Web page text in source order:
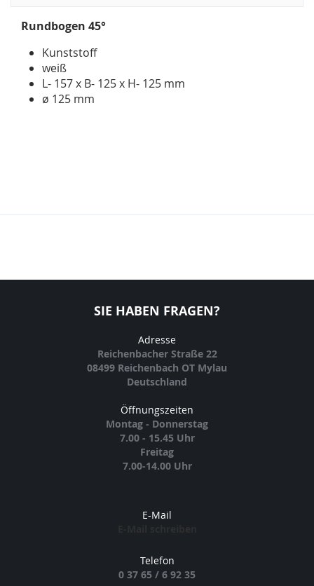
Rundbogen 45°
Kunststoff
weiß
L- 157 x B- 125 x H- 125 mm
ø 125 mm
SIE HABEN FRAGEN?
Adresse
Reichenbacher Straße 22
08499 Reichenbach OT Mylau
Deutschland
Öffnungszeiten
Montag - Donnerstag
7.00 - 15.45 Uhr
Freitag
7.00-14.00 Uhr
E-Mail
Telefon
0 37 65 / 6 92 35